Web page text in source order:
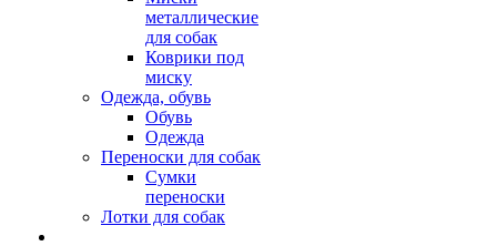
металлические
для собак
Коврики под
миску
Одежда, обувь
Обувь
Одежда
Переноски для собак
Сумки
переноски
Лотки для собак